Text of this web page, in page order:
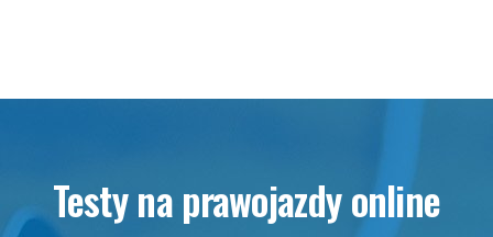
Testy na prawojazdy online